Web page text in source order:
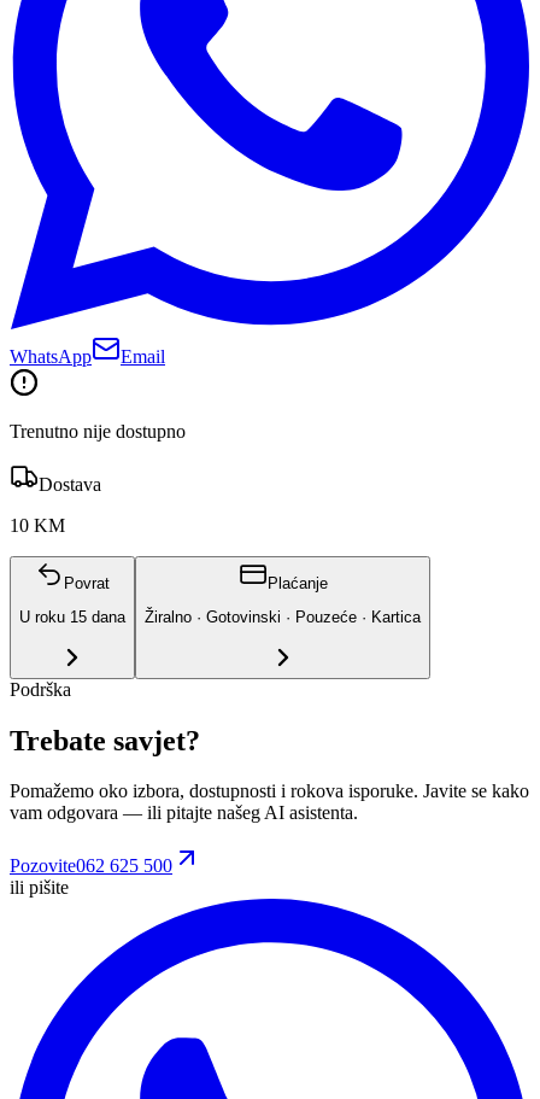
WhatsApp Email
Trenutno nije dostupno
Dostava
10 KM
Povrat
U roku 15 dana
Plaćanje
Žiralno · Gotovinski · Pouzeće · Kartica
Podrška
Trebate savjet?
Pomažemo oko izbora, dostupnosti i rokova isporuke. Javite se kako
vam odgovara — ili pitajte našeg AI asistenta.
Pozovite062 625 500
ili pišite